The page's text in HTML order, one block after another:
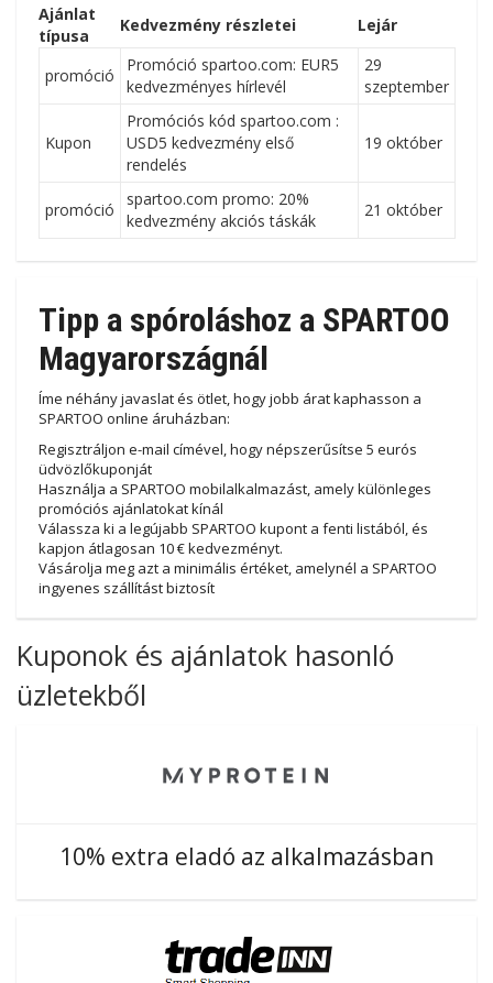
Ajánlat
típusa
Kedvezmény részletei Lejár
promóció
Promóció spartoo.com: EUR5
kedvezményes hírlevél
29
szeptember
Kupon
Promóciós kód spartoo.com :
USD5 kedvezmény első
rendelés
19 október
promóció
spartoo.com promo: 20%
kedvezmény akciós táskák
21 október
Tipp a spóroláshoz a SPARTOO
Magyarországnál
Íme néhány javaslat és ötlet, hogy jobb árat kaphasson a
SPARTOO online áruházban:
Regisztráljon e-mail címével, hogy népszerűsítse 5 eurós
üdvözlőkuponját
Használja a SPARTOO mobilalkalmazást, amely különleges
promóciós ajánlatokat kínál
Válassza ki a legújabb SPARTOO kupont a fenti listából, és
kapjon átlagosan 10 € kedvezményt.
Vásárolja meg azt a minimális értéket, amelynél a SPARTOO
ingyenes szállítást biztosít
Kuponok és ajánlatok hasonló
üzletekből
10% extra eladó az alkalmazásban